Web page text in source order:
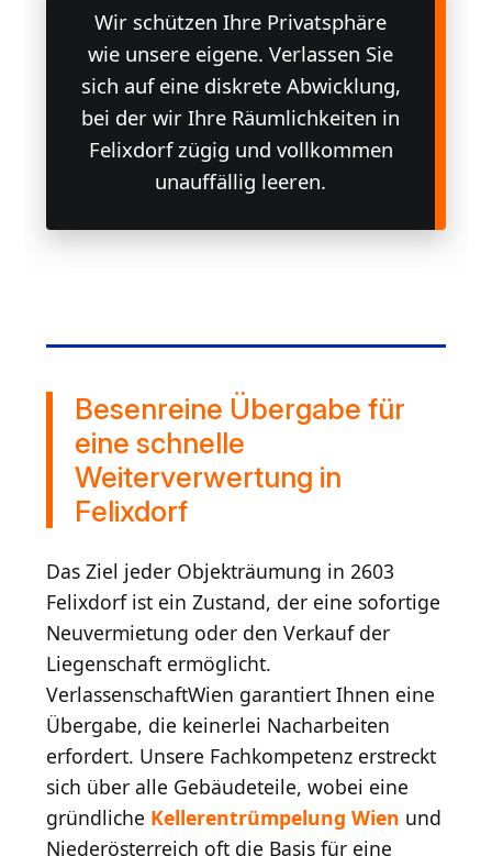
Wir schützen Ihre Privatsphäre
wie unsere eigene. Verlassen Sie
sich auf eine diskrete Abwicklung,
bei der wir Ihre Räumlichkeiten in
Felixdorf zügig und vollkommen
unauffällig leeren.
Besenreine Übergabe für
eine schnelle
Weiterverwertung in
Felixdorf
Das Ziel jeder Objekträumung in 2603
Felixdorf ist ein Zustand, der eine sofortige
Neuvermietung oder den Verkauf der
Liegenschaft ermöglicht.
VerlassenschaftWien garantiert Ihnen eine
Übergabe, die keinerlei Nacharbeiten
erfordert. Unsere Fachkompetenz erstreckt
sich über alle Gebäudeteile, wobei eine
gründliche Kellerentrümpelung Wien und
Niederösterreich oft die Basis für eine